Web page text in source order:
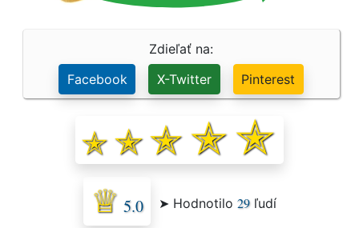
Zdieľať na:
Facebook
X-Twitter Pinterest
5.0 ➤ Hodnotilo 29ľudí